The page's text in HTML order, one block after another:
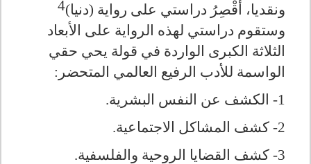
ونقديا، أُقْصِرُ دراستي على رواية (دنيا)4
وستقوم دراستي لهذه الرواية على الأبعاد
الثلاثة الكبرى الواردة في قولة يحي حقي
الواسمة للأدب الرفيع العالمي المتحضر:
1- الكشف عن النفس البشرية.
2- كشف المشاكل الاجتماعية.
3- كشف القضايا الروحية والفلسفية.